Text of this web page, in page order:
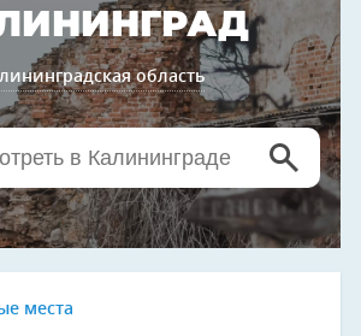
область
места